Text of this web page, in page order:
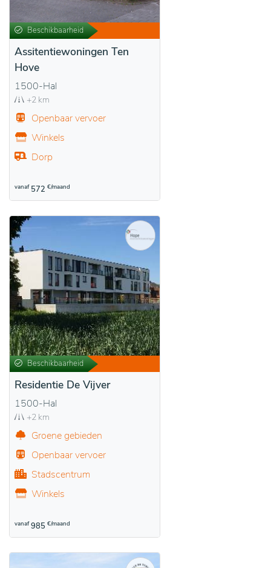
Beschikbaarheid
Assitentiewoningen Ten
Hove
1500-Hal
+2 km
Openbaar vervoer
Winkels
Dorp
vanaf 572 €/maand
Beschikbaarheid
Residentie De Vijver
1500-Hal
+2 km
Groene gebieden
Openbaar vervoer
Stadscentrum
Winkels
vanaf 985 €/maand